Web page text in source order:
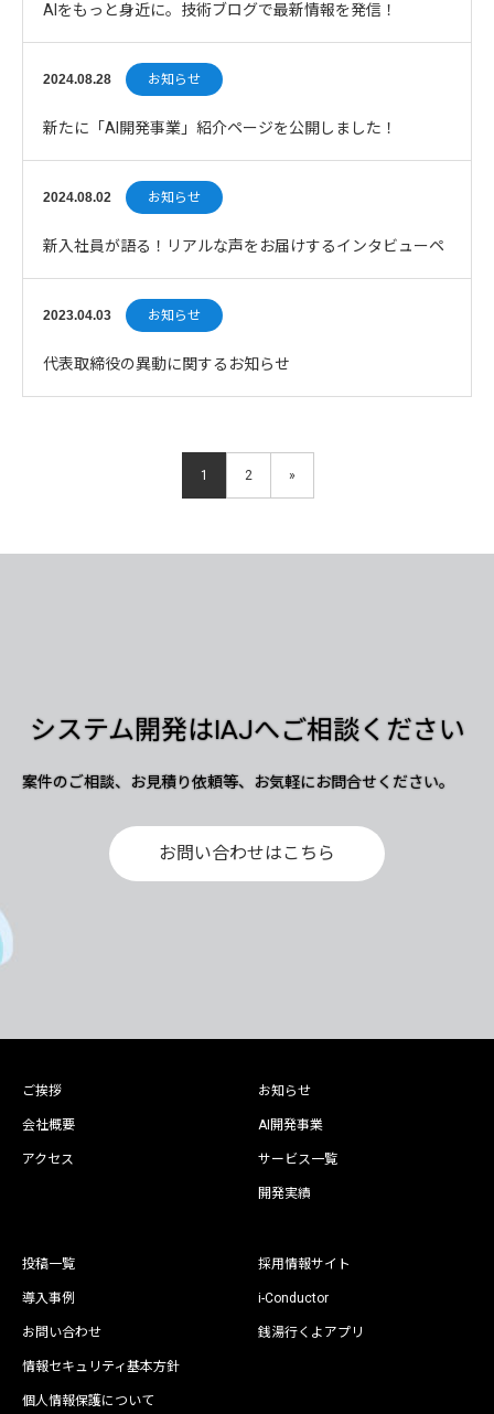
AIをもっと身近に。技術ブログで最新情報を発信！
2024.08.28 お知らせ
新たに「AI開発事業」紹介ページを公開しました！
2024.08.02 お知らせ
新入社員が語る！リアルな声をお届けするインタビューペ
ージ公開
2023.04.03 お知らせ
代表取締役の異動に関するお知らせ
1 2 »
システム開発はIAJへご相談ください
案件のご相談、お見積り依頼等、お気軽にお問合せください。
お問い合わせはこちら
ご挨拶
会社概要
アクセス
お知らせ
AI開発事業
サービス一覧
開発実績
投稿一覧
導入事例
お問い合わせ
情報セキュリティ基本方針
個人情報保護について
採用情報サイト
i-Conductor
銭湯行くよアプリ